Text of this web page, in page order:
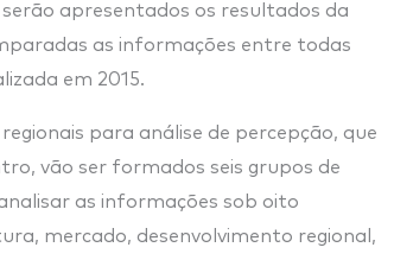
apresentados os resultados da
as informações entre todas
em 2015.
para análise de percepção, que
vão ser formados seis grupos de
as informações sob oito
mercado, desenvolvimento regional,